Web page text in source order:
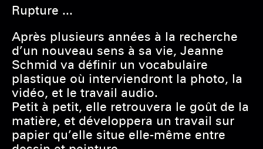
Rupture ...
Après plusieurs années à la recherche
d’un nouveau sens à sa vie, Jeanne
Schmid va définir un vocabulaire
plastique où interviendront la photo, la
vidéo, et le travail audio.
Petit à petit, elle retrouvera le goût de la
matière, et développera un travail sur
papier qu’elle situe elle-même entre